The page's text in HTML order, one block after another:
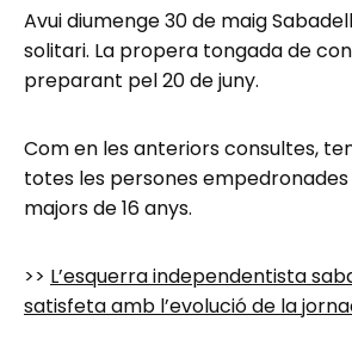
Avui diumenge 30 de maig
solitari. La propera tongada de
preparant pel 20 de juny.
Com en les anteriors consultes,
totes les persones
majors de 16 anys.
>> L’esquerra independentista
satisfeta amb l’evolució de la